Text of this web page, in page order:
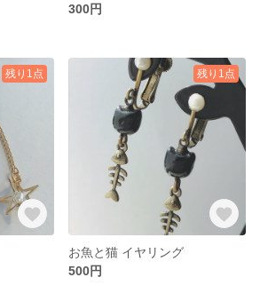
300円
残り1点 残り1点
お魚と猫 イヤリング
500円